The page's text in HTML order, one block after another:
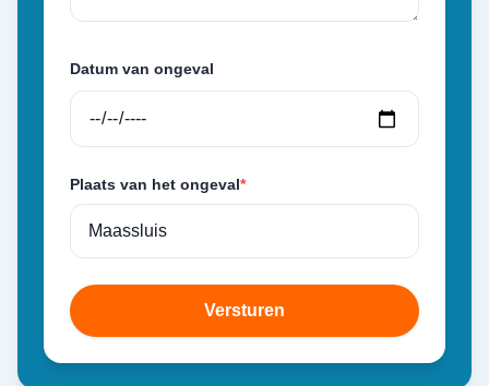
Datum van ongeval
Plaats van het ongeval*
Versturen